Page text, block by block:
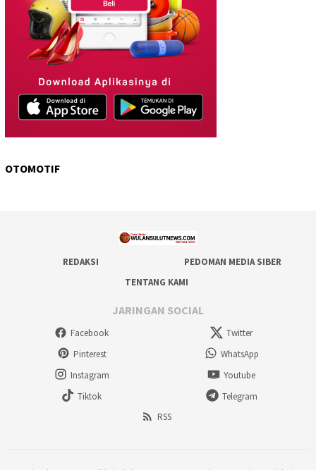
OTOMOTIF
REDAKSI
PEDOMAN MEDIA SIBER
TENTANG KAMI
JARINGAN SOCIAL
Facebook
Twitter
Pinterest
WhatsApp
Instagram
Youtube
Tiktok
Telegram
RSS